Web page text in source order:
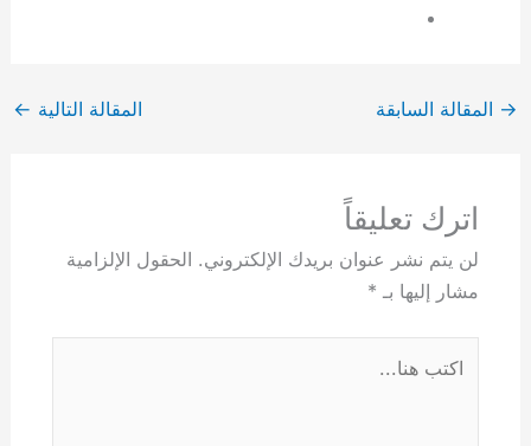
→ المقالة السابقة المقالة التالية ←
اترك تعليقاً
لن يتم نشر عنوان بريدك الإلكتروني. الحقول الإلزامية
مشار إليها بـ *
هنا...